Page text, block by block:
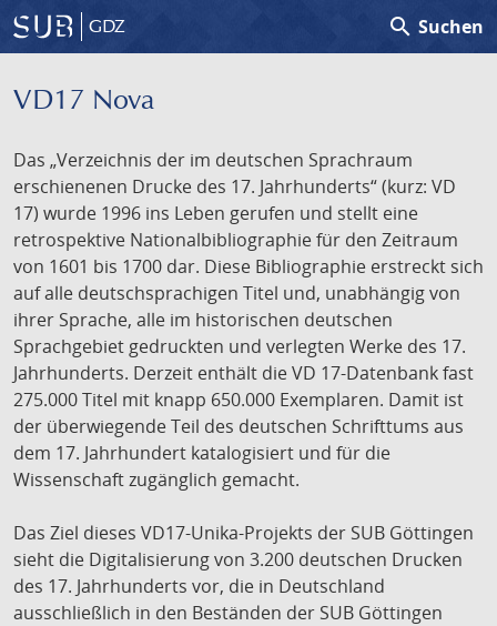
GDZ search Suchen
VD17 Nova
Das „Verzeichnis der im deutschen Sprachraum
erschienenen Drucke des 17. Jahrhunderts“ (kurz: VD
17) wurde 1996 ins Leben gerufen und stellt eine
retrospektive Nationalbibliographie für den Zeitraum
von 1601 bis 1700 dar. Diese Bibliographie erstreckt sich
auf alle deutschsprachigen Titel und, unabhängig von
ihrer Sprache, alle im historischen deutschen
Sprachgebiet gedruckten und verlegten Werke des 17.
Jahrhunderts. Derzeit enthält die VD 17-Datenbank fast
275.000 Titel mit knapp 650.000 Exemplaren. Damit ist
der überwiegende Teil des deutschen Schrifttums aus
dem 17. Jahrhundert katalogisiert und für die
Wissenschaft zugänglich gemacht.
Das Ziel dieses VD17-Unika-Projekts der SUB Göttingen
sieht die Digitalisierung von 3.200 deutschen Drucken
des 17. Jahrhunderts vor, die in Deutschland
ausschließlich in den Beständen der SUB Göttingen